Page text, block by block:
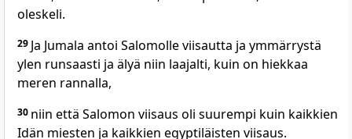
oleskeli.
29 Ja Jumala antoi Salomolle viisautta ja ymmärrystä
ylen runsaasti ja älyä niin laajalti, kuin on hiekkaa
meren rannalla,
30 niin että Salomon viisaus oli suurempi kuin kaikkien
Idän miesten ja kaikkien egyptiläisten viisaus.